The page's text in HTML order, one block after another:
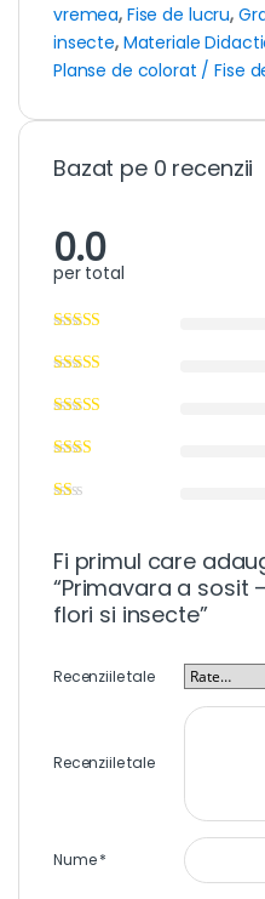
vremea, Fise de lucru,
insecte, Materiale
Planse de colorat / Fise
Bazat pe 0 recenzii
0.0
per total
Fi primul care
“Primavara a sosit
flori si insecte”
Recenziile tale
Recenziile tale
Nume*